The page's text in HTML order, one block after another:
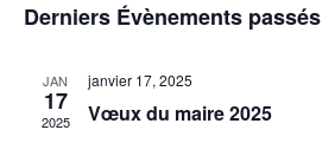
une
Derniers Évènements passés
JAN
17
2025
janvier 17, 2025
Vœux du maire 2025